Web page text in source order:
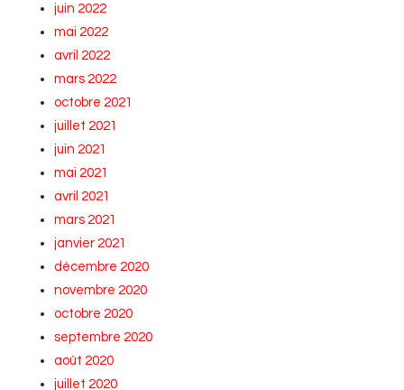
juin 2022
mai 2022
avril 2022
mars 2022
octobre 2021
juillet 2021
juin 2021
mai 2021
avril 2021
mars 2021
janvier 2021
décembre 2020
novembre 2020
octobre 2020
septembre 2020
août 2020
juillet 2020